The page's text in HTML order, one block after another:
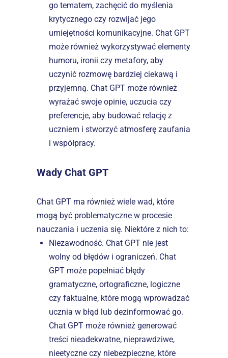
go tematem, zachęcić do myślenia
krytycznego czy rozwijać jego
umiejętności komunikacyjne. Chat GPT
może również wykorzystywać elementy
humoru, ironii czy metafory, aby
uczynić rozmowę bardziej ciekawą i
przyjemną. Chat GPT może również
wyrażać swoje opinie, uczucia czy
preferencje, aby budować relację z
uczniem i stworzyć atmosferę zaufania
i współpracy.
Wady Chat GPT
Chat GPT ma również wiele wad, które
mogą być problematyczne w procesie
nauczania i uczenia się. Niektóre z nich to:
Niezawodność. Chat GPT nie jest
wolny od błędów i ograniczeń. Chat
GPT może popełniać błędy
gramatyczne, ortograficzne, logiczne
czy faktualne, które mogą wprowadzać
ucznia w błąd lub dezinformować go.
Chat GPT może również generować
treści nieadekwatne, nieprawdziwe,
nieetyczne czy niebezpieczne, które